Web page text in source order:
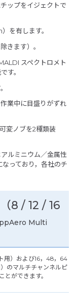
ップをイジェクトで
を有します。
きます）。
スペクトロメト
す。
業中に目盛りがずれ
変ノブを2種類装
ルミニウム／金属性
っており，各社のチ
8 / 12 / 16
Multi
用）および16，48，64
のマルチチャンネルピ
とができます。